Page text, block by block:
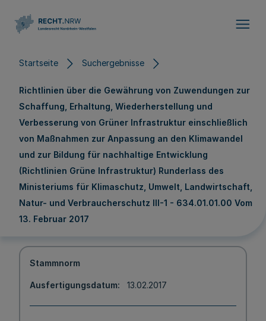
Startseite Suchergebnisse
Richtlinien über die Gewährung von Zuwendungen zur
Schaffung, Erhaltung, Wiederherstellung und
Verbesserung von Grüner Infrastruktur einschließlich
von Maßnahmen zur Anpassung an den Klimawandel
und zur Bildung für nachhaltige Entwicklung
(Richtlinien Grüne Infrastruktur) Runderlass des
Ministeriums für Klimaschutz, Umwelt, Landwirtschaft,
Natur- und Verbraucherschutz III-1 - 634.01.01.00 Vom
13. Februar 2017
Stammnorm
Ausfertigungsdatum 13.02.2017